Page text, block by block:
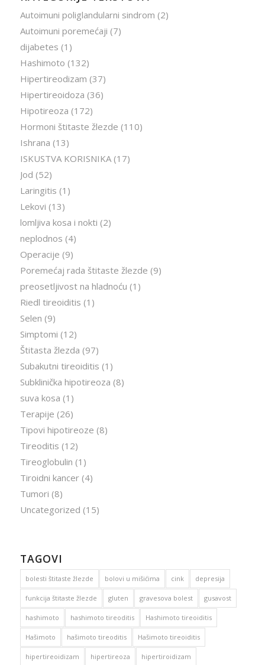
Autoimuni poliglandularni sindrom (2)
Autoimuni poremećaji (7)
dijabetes (1)
Hashimoto (132)
Hipertireodizam (37)
Hipertireoidoza (36)
Hipotireoza (172)
Hormoni štitaste žlezde (110)
Ishrana (13)
ISKUSTVA KORISNIKA(17)
Jod (52)
Laringitis (1)
Lekovi (13)
lomljiva kosa i nokti (2)
neplodnos (4)
Operacije (9)
Poremećaj rada štitaste žlezde (9)
preosetljivost na hladnoću (1)
Riedl tireoiditis (1)
Selen (9)
Simptomi (12)
Štitasta žlezda (97)
Subakutni tireoiditis (1)
Subklinička hipotireoza (8)
suva kosa (1)
Terapije (26)
Tipovi hipotireoze (8)
Tireoditis (12)
Tireoglobulin (1)
Tiroidni kancer(4)
Tumori (8)
Uncategorized (15)
TAGOVI
bolesti štitaste žlezde bolovi u mišićima cink depresija
funkcija štitaste žlezde gluten gravesova bolest gusavost
hashimoto hashimoto tireoditis Hashimoto tireoiditis
Hašimoto hašimoto tireoditis Hašimoto tireoiditis
hipertireoidizam hipertireoza hipertiroidizam